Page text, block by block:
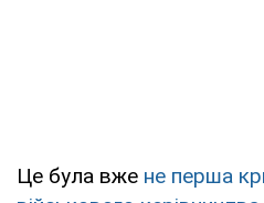
Це була вже не перша